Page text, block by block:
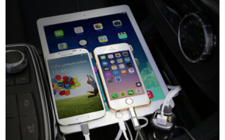
器をカスタマイズし
電線を送る）
を引くと、二車車載
変換器のジョイント
カップ式シガラタワ
ールです。